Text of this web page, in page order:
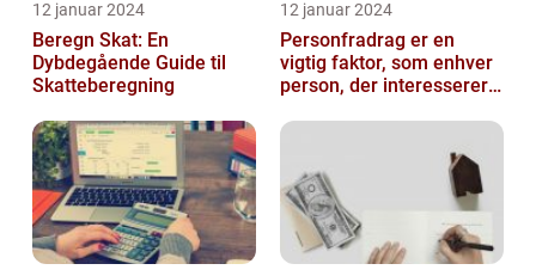
12 januar 2024
Beregn Skat: En
Dybdegående Guide til
Skatteberegning
12 januar 2024
Personfradrag er en
vigtig faktor, som enhver
person, der interesserer
personlig ...